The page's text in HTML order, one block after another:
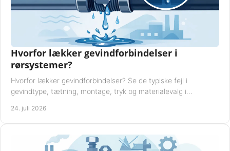
Hvorfor lækker gevindforbindelser i
rørsystemer?
Hvorfor lækker gevindforbindelser? Se de typiske fejl i
gevindtype, tætning, montage, tryk og materialevalg i
24. juli 2026